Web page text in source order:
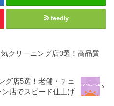
feedly
クリーニング店9選！高品質
グ店5選！老舗・チェ
ン店でスピード仕上げ